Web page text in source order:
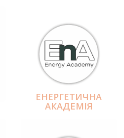
ЕНЕРГЕТИЧНА
АКАДЕМІЯ